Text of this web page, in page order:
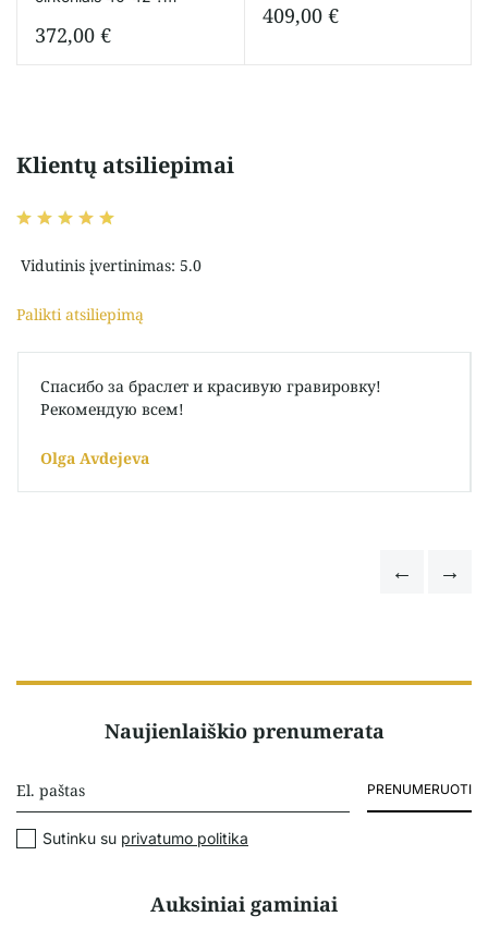
372,00 €
409,00 €
Klientų atsiliepimai
Vidutinis įvertinimas: 5.0
Palikti atsiliepimą
Спасибо за браслет и красивую гравировку!
Рекомендую всем!
Olga Avdejeva
Auksiniai gaminiai
Naujienlaiškio prenumerata
PRENUMERUOTI
Sutinku su privatumo politika